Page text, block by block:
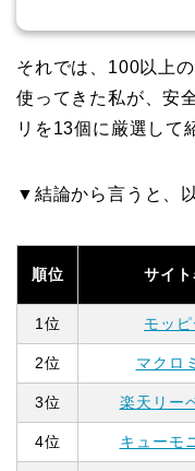
それでは、100以上
使ってきた私が、安
リを13個に厳選して
▼結論から言うと、
順位 サイト
1位 モッピ
2位 マクロ
3位 楽天リー
4位 キューモ